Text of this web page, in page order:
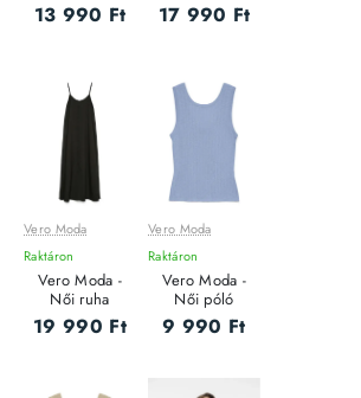
13 990 Ft 17 990 Ft
Vero Moda
Raktáron
Vero Moda -
Női ruha
19 990 Ft
Vero Moda
Raktáron
Vero Moda -
Női póló
9 990 Ft